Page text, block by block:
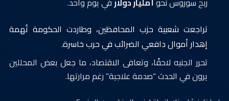
تراجعت شعبية حزب المحافظين، وطاردت الحكومة تُهمة
إهدار أموال دافعي الضرائب في حرب خاسرة.
تحرر الجنيه لاحقًا، وتعافى الاقتصاد، ما جعل بعض المحللين
يرون في الحدث “صدمة علاجية” رغم مرارتها.